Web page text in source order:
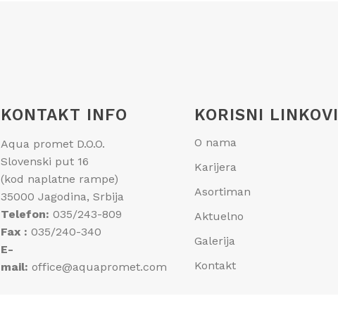
KONTAKT INFO
Aqua promet D.O.O.
Slovenski put 16
(kod naplatne rampe)
35000 Jagodina, Srbija
Telefon: 035/243-809
Fax : 035/240-340
E-
mail: office@aquapromet.com
KORISNI LINKOVI
O nama
Karijera
Asortiman
Aktuelno
Galerija
Kontakt